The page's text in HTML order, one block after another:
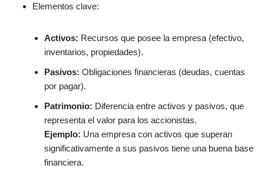
Elementos clave:
Activos: Recursos que posee la empresa (efectivo,
inventarios, propiedades).
Pasivos: Obligaciones financieras (deudas, cuentas
por pagar).
Patrimonio: Diferencia entre activos y pasivos, que
representa el valor para los accionistas.
Ejemplo: Una empresa con activos que superan
significativamente a sus pasivos tiene una buena base
financiera.